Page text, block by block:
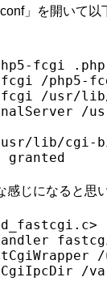
」を開いて以
fcgi .php
fcgi /php5-
fcgi /usr/
/
lib/cgi-
感じになると思